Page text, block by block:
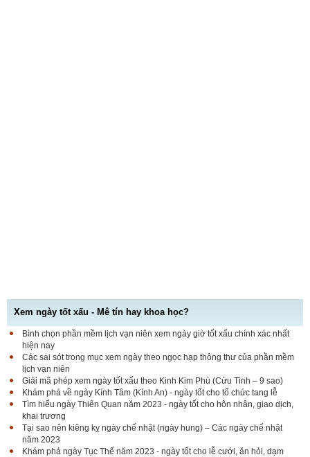
Xem ngày tốt xấu - Mê tín hay khoa học?
Bình chọn phần mềm lịch vạn niên xem ngày giờ tốt xấu chính xác nhất
hiện nay
Các sai sót trong mục xem ngày theo ngọc hạp thông thư của phần mềm
lịch vạn niên
Giải mã phép xem ngày tốt xấu theo Kinh Kim Phù (Cửu Tinh – 9 sao)
Khám phá về ngày Kính Tâm (Kính An) - ngày tốt cho tổ chức tang lễ
Tìm hiểu ngày Thiên Quan năm 2023 - ngày tốt cho hôn nhân, giao dịch,
khai trương
Tại sao nên kiêng kỵ ngày chế nhật (ngày hung) – Các ngày chế nhật
năm 2023
Khám phá ngày Tục Thế năm 2023 - ngày tốt cho lễ cưới, ăn hỏi, dạm